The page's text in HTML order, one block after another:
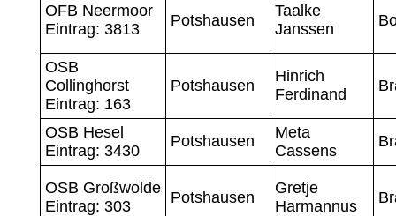
OFB Neermoor
Eintrag: 3813
Potshausen
Taalke
Janssen
OSB
Collinghorst
Eintrag: 163
Potshausen
Hinrich
Ferdinand
OSB Hesel
Eintrag: 3430
Potshausen
Meta
Cassens
OSB Großwolde
Eintrag: 303
Potshausen
Gretje
Harmannus